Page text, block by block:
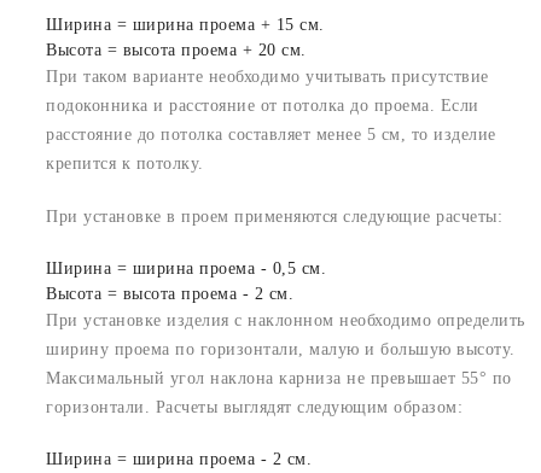
Ширина = ширина проема + 15 см.
Высота = высота проема + 20 см.
При таком варианте необходимо учитывать присутствие
подоконника и расстояние от потолка до проема. Если
расстояние до потолка составляет менее 5 см, то изделие
крепится к потолку.
При установке в проем применяются следующие расчеты:
Ширина = ширина проема - 0,5 см.
Высота = высота проема - 2 см.
При установке изделия с наклонном необходимо определить
ширину проема по горизонтали, малую и большую высоту.
Максимальный угол наклона карниза не превышает 55° по
горизонтали. Расчеты выглядят следующим образом:
Ширина = ширина проема - 2 см.